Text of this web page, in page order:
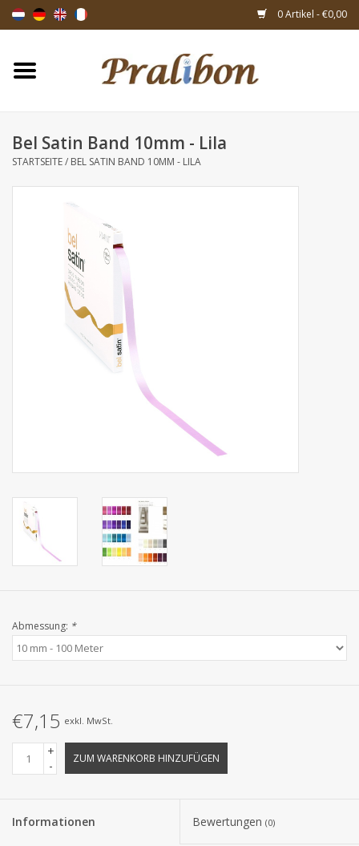
0 Artikel - €0,00
Startseite
Taschen & Beuteln
Geschenksartikeln
Verpackungsmaterialien
Bel Satin Band 10mm - Lila
STARTSEITE/ BEL SATIN BAND 10MM - LILA
Abmessung: *
€7,15 exkl. MwSt.
+
-
ZUM WARENKORB HINZUFÜGEN
Informationen Bewertungen (0)